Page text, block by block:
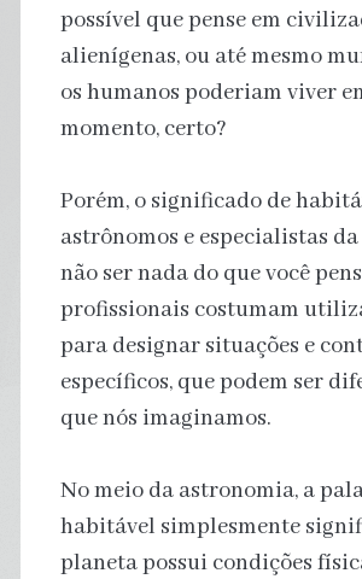
possível que pense em
alienígenas, ou até mesmo
os humanos poderiam viver
momento, certo?
Porém, o significado de
astrônomos e especialistas
não ser nada do que você
profissionais costumam
para designar situações e
específicos, que podem ser
que nós imaginamos.
No meio da astronomia, a
habitável simplesmente
planeta possui condições